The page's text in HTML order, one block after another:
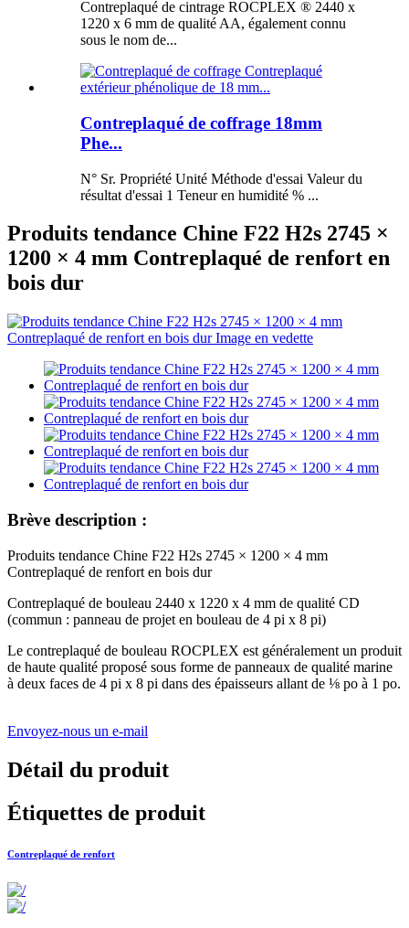
Contreplaqué de cintrage ROCPLEX ® 2440 x
1220 x 6 mm de qualité AA, également connu
sous le nom de...
Contreplaqué de coffrage 18mm
Phe...
N° Sr. Propriété Unité Méthode d'essai Valeur du
résultat d'essai 1 Teneur en humidité % ...
Produits tendance Chine F22 H2s 2745 ×
1200 × 4 mm Contreplaqué de renfort en
bois dur
Brève description :
Produits tendance Chine F22 H2s 2745 × 1200 × 4 mm
Contreplaqué de renfort en bois dur
Contreplaqué de bouleau 2440 x 1220 x 4 mm de qualité CD
(commun : panneau de projet en bouleau de 4 pi x 8 pi)
Le contreplaqué de bouleau ROCPLEX est généralement un produit
de haute qualité proposé sous forme de panneaux de qualité marine
à deux faces de 4 pi x 8 pi dans des épaisseurs allant de ⅛ po à 1 po.
Envoyez-nous un e-mail
Détail du produit
Étiquettes de produit
Contreplaqué de renfort